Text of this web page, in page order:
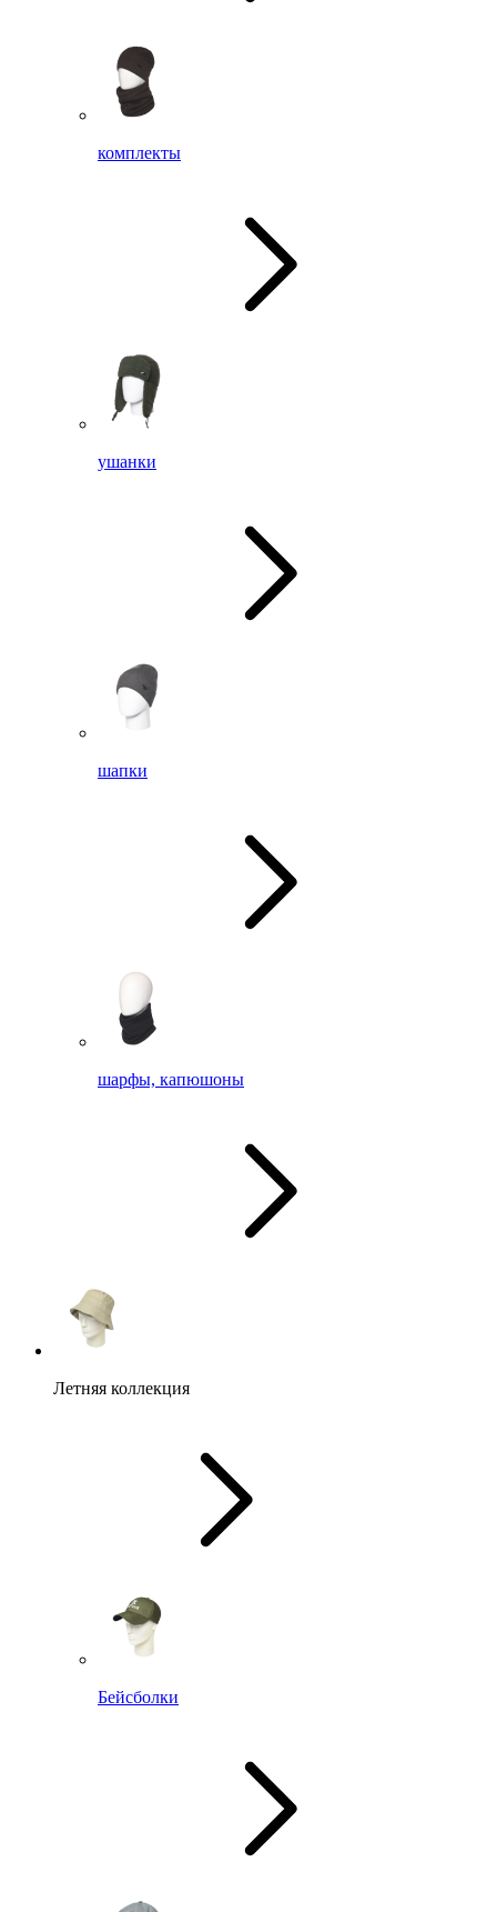
комплекты
ушанки
шапки
шарфы, капюшоны
Летняя коллекция
Бейсболки